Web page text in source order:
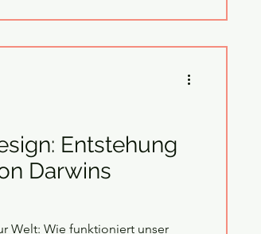
Entstehung
Darwins
Welt: Wie funktioniert unser